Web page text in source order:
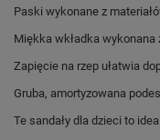
Paski wykonane z
Miękka wkładka wykonana
Zapięcie na rzep ułatwia
Gruba, amortyzowana
Te sandały dla dzieci to